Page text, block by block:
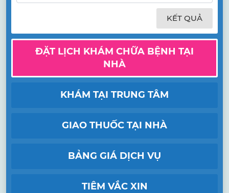
KẾT QUẢ
ĐẶT LỊCH KHÁM CHỮA BỆNH TẠI
NHÀ
KHÁM TẠI TRUNG TÂM
GIAO THUỐC TẠI NHÀ
BẢNG GIÁ DỊCH VỤ
TIÊM VẮC XIN